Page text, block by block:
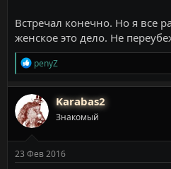
Встречал конечно. Но я все
женское это дело. Не
Р
е
а
к
ц
и
и
penyZ
Karabas2
Знакомый
23 Фев 2016